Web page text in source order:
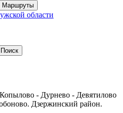
Маршруты
области
Поиск
- Дурнево - Девятилово
Дзержинский район.